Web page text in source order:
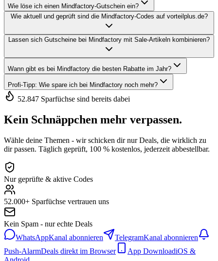
Wie löse ich einen Mindfactory-Gutschein ein?
Wie aktuell und geprüft sind die Mindfactory-Codes auf vorteilplus.de?
Lassen sich Gutscheine bei Mindfactory mit Sale-Artikeln kombinieren?
Wann gibt es bei Mindfactory die besten Rabatte im Jahr?
Profi-Tipp: Wie spare ich bei Mindfactory noch mehr?
52.847 Sparfüchse sind bereits dabei
Kein Schnäppchen mehr verpassen.
Wähle deine Themen - wir schicken dir nur Deals, die wirklich zu
dir passen. Täglich geprüft, 100 % kostenlos, jederzeit abbestellbar.
Nur geprüfte & aktive Codes
52.000+ Sparfüchse vertrauen uns
Kein Spam - nur echte Deals
WhatsAppKanal abonnieren TelegramKanal abonnieren
Push-AlarmDeals direkt im Browser App DownloadiOS &